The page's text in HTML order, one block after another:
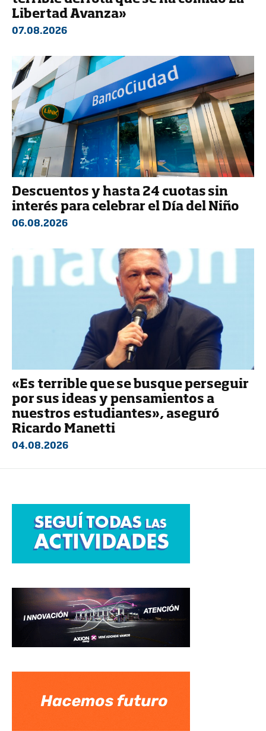
Libertad Avanza»
07.08.2026
Descuentos y hasta 24 cuotas sin
interés para celebrar el Día del Niño
06.08.2026
«Es terrible que se busque perseguir
por sus ideas y pensamientos a
nuestros estudiantes», aseguró
Ricardo Manetti
04.08.2026